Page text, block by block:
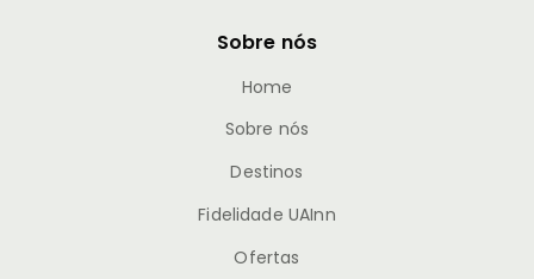
Sobre nós
Home
Sobre nós
Destinos
Fidelidade UAInn
Ofertas